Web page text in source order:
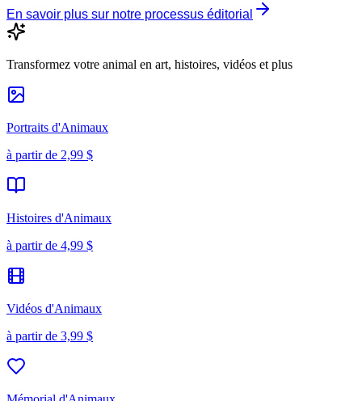
En savoir plus sur notre processus éditorial
Transformez votre animal en art, histoires, vidéos et plus
Portraits d'Animaux
à partir de 2,99 $
Histoires d'Animaux
à partir de 4,99 $
Vidéos d'Animaux
à partir de 3,99 $